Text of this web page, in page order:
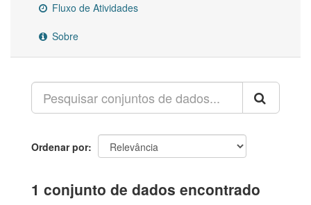
Fluxo de Atividades
Sobre
Ordenar por
1 conjunto de dados encontrado